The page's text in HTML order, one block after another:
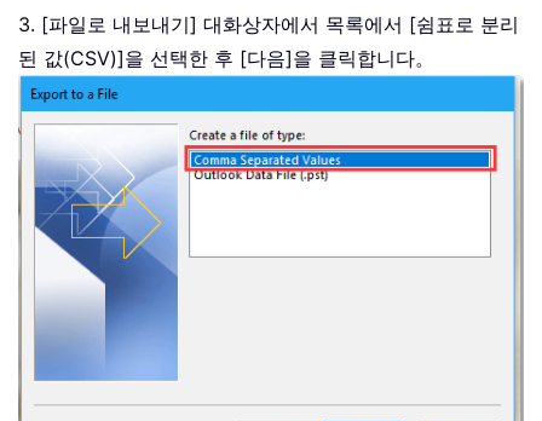
3. [파일로 내보내기] 대화상자에서 목록에서 [쉼표로 분리
된 값(CSV)]을 선택한 후 [다음]을 클릭합니다。